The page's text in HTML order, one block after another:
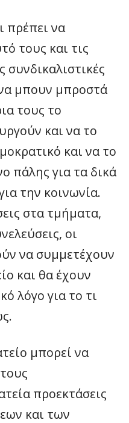
πρέπει να
τους και τις
συνδικαλιστικές
μπουν μπροστά
τους το
και να το
και να το
πάλης για τα δικά
την κοινωνία.
στα τμήματα,
οι
να συμμετέχουν
και θα έχουν
λόγο για το τι
μπορεί να
προεκτάσεις
και των